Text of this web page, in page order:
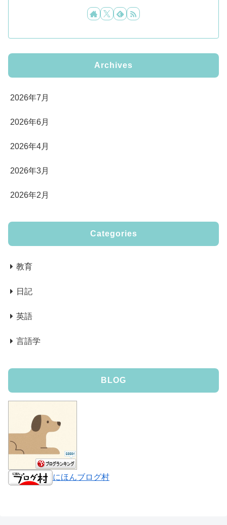
Archives
2026年7月
2026年6月
2026年4月
2026年3月
2026年2月
Categories
教育
日記
英語
言語学
BLOG
にほんブログ村